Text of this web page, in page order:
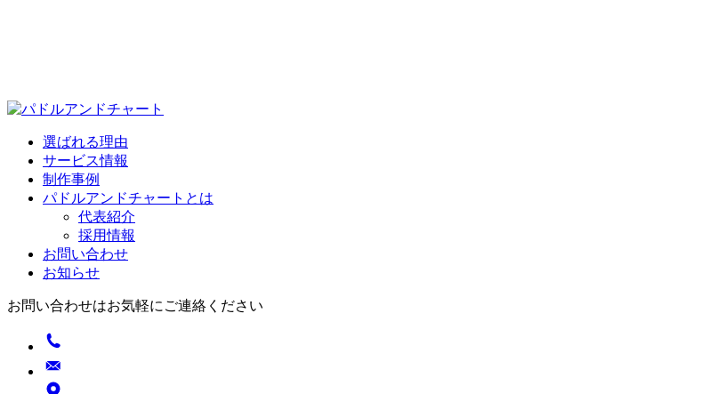
選ばれる理由
サービス情報
制作事例
パドルアンドチャートとは
代表紹介
採用情報
お問い合わせ
お知らせ
お問い合わせはお気軽にご連絡ください